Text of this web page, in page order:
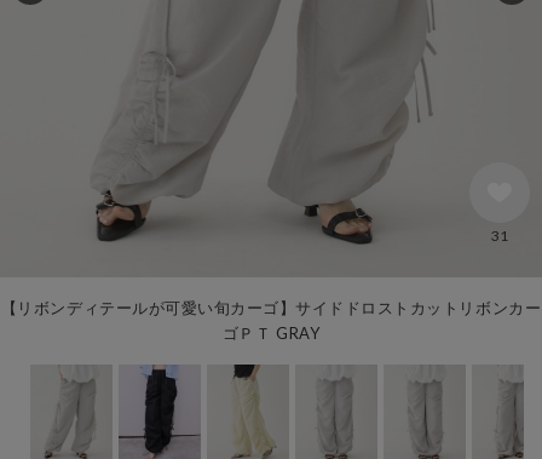
【リボンディテールが可愛い旬カーゴ】サイドドロストカットリボンカー
ゴＰＴ GRAY
31